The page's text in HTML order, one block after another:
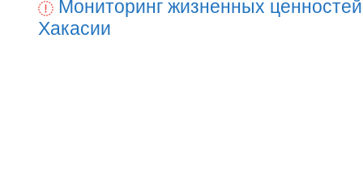
Мониторинг жизненных
Хакасии